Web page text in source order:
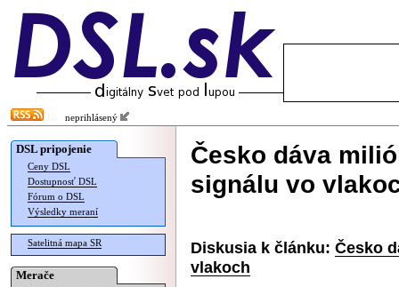
neprihlásený
DSL pripojenie
Ceny DSL
Dostupnosť DSL
Fórum o DSL
Výsledky meraní
Satelitná mapa SR
Merače
Česko dáva
signálu vo
Diskusia k článku: Česko
vlakoch